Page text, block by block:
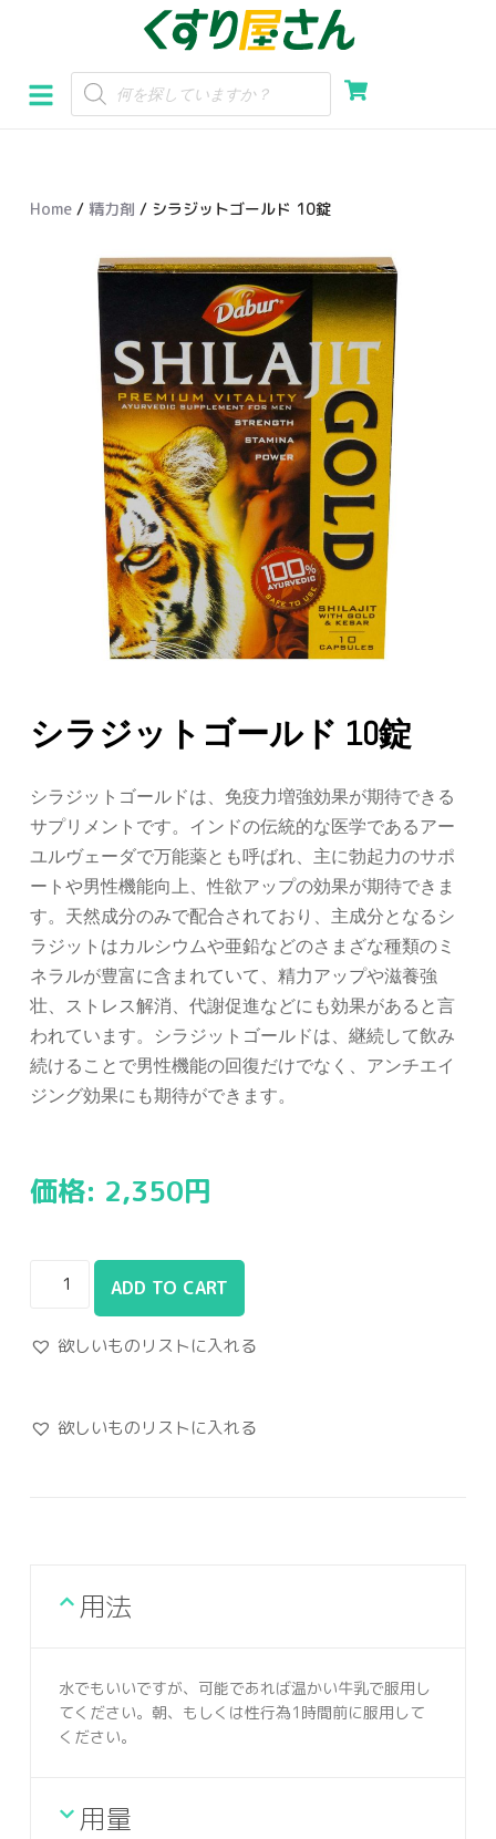
ン
テ
スHome / 精力剤 / シラジットゴールド 10錠
シラジットゴールド 10錠
シラジットゴールドは、免疫力増強効果が期待できる
サプリメントです。インドの伝統的な医学であるアー
ユルヴェーダで万能薬とも呼ばれ、主に勃起力のサポ
ートや男性機能向上、性欲アップの効果が期待できま
す。天然成分のみで配合されており、主成分となるシ
ラジットはカルシウムや亜鉛などのさまざな種類のミ
ネラルが豊富に含まれていて、精力アップや滋養強
壮、ストレス解消、代謝促進などにも効果があると言
われています。シラジットゴールドは、継続して飲み
続けることで男性機能の回復だけでなく、アンチエイ
ジング効果にも期待ができます。
価格: 2,350円
ADD TO CART
欲しいものリストに入れる
欲しいものリストに入れる
用法
水でもいいですが、可能であれば温かい牛乳で服用し
てください。朝、もしくは性行為1時間前に服用して
ください。
用量